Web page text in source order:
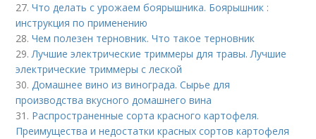
27.Что делать с урожаем боярышника. Боярышник :
инструкция по применению
28.Чем полезен терновник. Что такое терновник
29.Лучшие электрические триммеры для травы. Лучшие
электрические триммеры с леской
30.Домашнее вино из винограда. Сырье для
производства вкусного домашнего вина
31. Распространенные сорта красного картофеля.
Преимущества и недостатки красных сортов картофеля